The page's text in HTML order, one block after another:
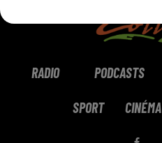
RADIO PODCASTS
SPORT CINÉMA